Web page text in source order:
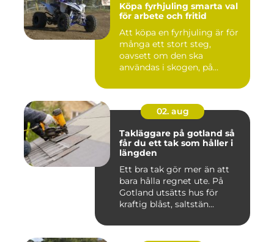
Köpa fyrhjuling smarta val
för arbete och fritid
Att köpa en fyrhjuling är för
många ett stort steg,
oavsett om den ska
användas i skogen, på
02. aug
Takläggare på gotland så
får du ett tak som håller i
längden
Ett bra tak gör mer än att
bara hålla regnet ute. På
Gotland utsätts hus för
kraftig blåst, saltstän...